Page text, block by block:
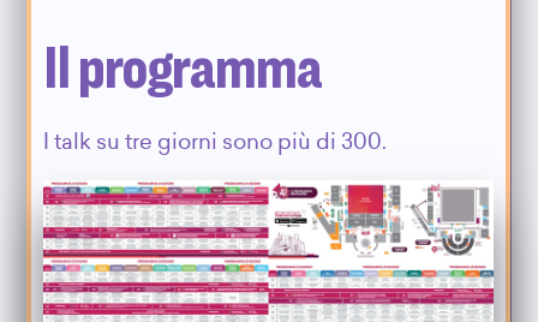
Il programma
I talk su tre giorni sono più di 300.